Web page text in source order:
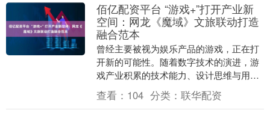
佰亿配资平台 “游戏+”打开产业新
空间：网龙《魔域》文旅联动打造
融合范本
曾经主要被视为娱乐产品的游戏，正在打
开新的可能性。随着数字技术的演进，游
戏产业积累的技术能力、设计思维与用户
基础，开始系统性地溢出原有边界，与医
疗、教育、文旅、....
查看： 104 分类： 联华配资